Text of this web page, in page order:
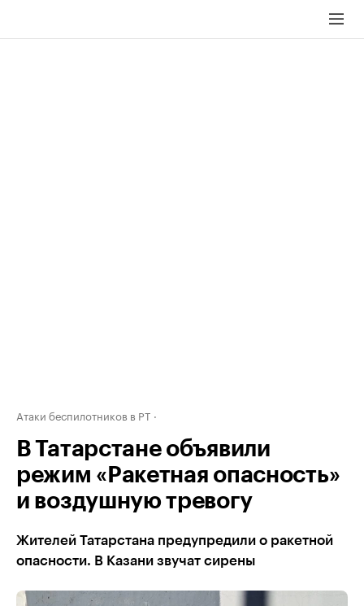
Атаки беспилотников в РТ
В Татарстане объявили
режим «Ракетная опасность»
и воздушную тревогу
Жителей Татарстана предупредили о ракетной
опасности. В Казани звучат сирены